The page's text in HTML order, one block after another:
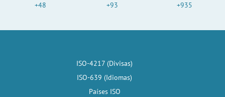
+48
+93
+935
ISO-4217 (Divisas)
ISO-639 (Idiomas)
Países ISO